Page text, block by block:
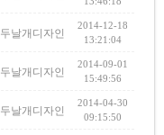
두날개디자인
2014-12-18
13:21:04
두날개디자인
2014-09-01
15:49:56
두날개디자인
2014-04-30
09:15:50